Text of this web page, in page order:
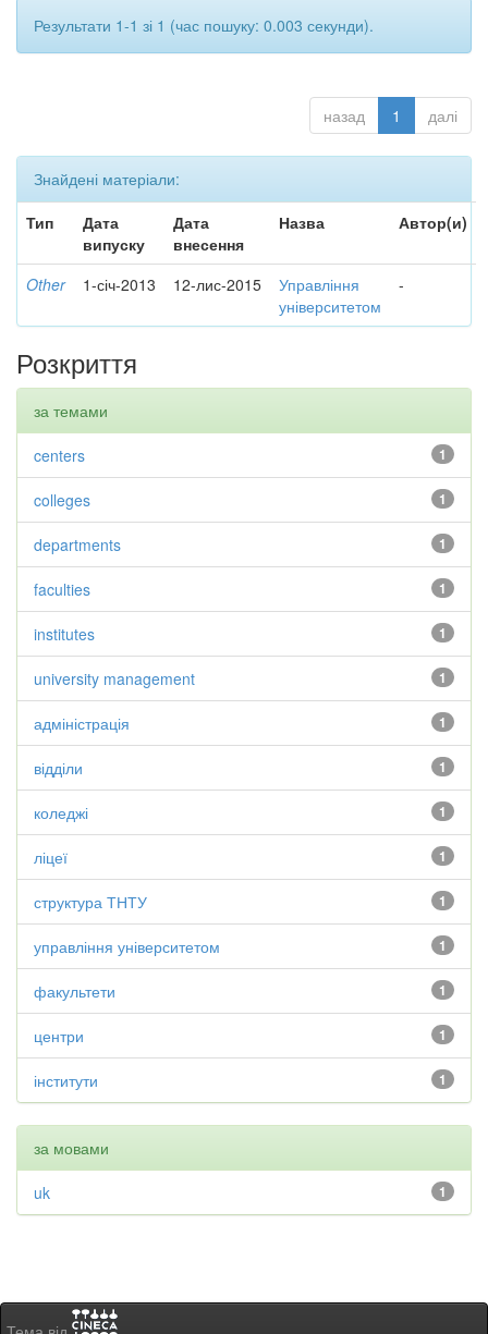
Результати 1-1 зі 1 (час пошуку: 0.003 секунди).
назад 1 далі
Знайдені матеріали:
Тип
Дата
випуску
Дата
внесення
Назва Автор(и)
Other 1-січ-2013 12-лис-2015
Управління
університетом
-
Розкриття
за темами
1
centers
1
colleges
1
departments
1
faculties
1
institutes
1
university management
1
адміністрація
1
відділи
1
коледжі
1
ліцеї
1
структура ТНТУ
1
управління університетом
1
факультети
1
центри
1
інститути
за мовами
1
uk